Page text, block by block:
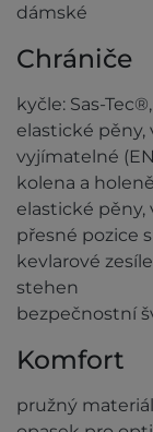
dámské
Chrániče
kyčle: Sas-
elastické pěny,
vyjímatelné
kolena a
elastické
přesné pozice
kevlarové
stehen
bezpečnostní
Komfort
pružný materiál